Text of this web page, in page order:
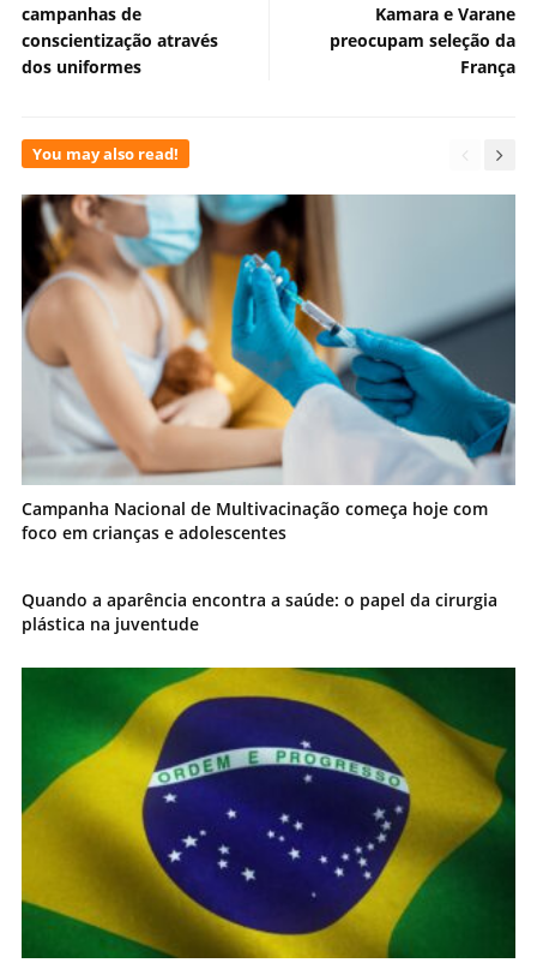
campanhas de
conscientização através
dos uniformes
Kamara e Varane
preocupam seleção da
França
You may also read!
Campanha Nacional de Multivacinação começa hoje com
foco em crianças e adolescentes
Quando a aparência encontra a saúde: o papel da cirurgia
plástica na juventude